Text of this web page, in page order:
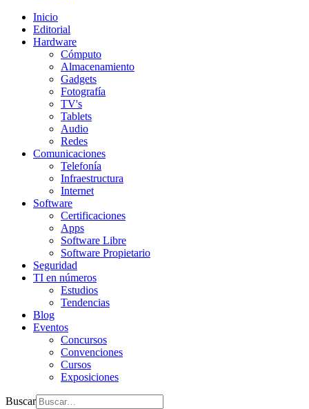
Inicio
Editorial
Hardware
Cómputo
Almacenamiento
Gadgets
Fotografía
TV's
Tablets
Audio
Redes
Comunicaciones
Telefonía
Infraestructura
Internet
Software
Certificaciones
Apps
Software Libre
Software Propietario
Seguridad
TI en números
Estudios
Tendencias
Blog
Eventos
Concursos
Convenciones
Cursos
Exposiciones
Buscar